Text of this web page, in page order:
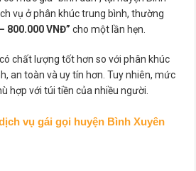
vụ ở phân khúc trung bình, thường
800.000 VNĐ” cho một lần hẹn.
chất lượng tốt hơn so với phân khúc
an toàn và uy tín hơn. Tuy nhiên, mức
hợp với túi tiền của nhiều người.
vụ gái gọi huyện Bình Xuyên